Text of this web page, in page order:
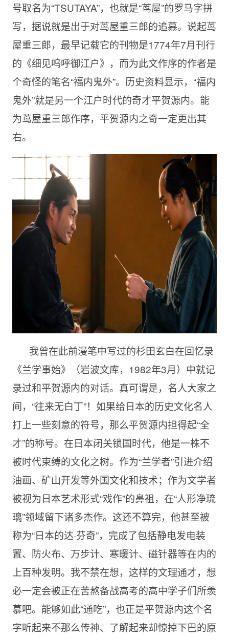
号取名为“TSUTAYA”，也就是“茑屋”的罗马字拼
写，据说就是出于对茑屋重三郎的追慕。说起茑
屋重三郎，最早记载它的刊物是1774年7月刊行
的《细见呜呼御江户》，而为此文作序的作者是
个奇怪的笔名“福内鬼外”。历史资料显示，“福内
鬼外”就是另一个江户时代的奇才平贺源内。能
为茑屋重三郎作序，平贺源内之奇一定更出其
右。
我曾在此前漫笔中写过的杉田玄白在回忆录
《兰学事始》（岩波文库，1982年3月）中就记
录过和平贺源内的对话。真可谓是，名人大家之
间，“往来无白丁”！如果给日本的历史文化名人
打上一些刻意的符号，那么平贺源内担得起“全
才”的称号。在日本闭关锁国时代，他是一株不
被时代束缚的文化之树。作为“兰学者”引进介绍
油画、矿山开发等外国文化和技术；作为文学者
被视为日本艺术形式“戏作”的鼻祖，在“人形净琉
璃”领域留下诸多杰作。这还不算完，他甚至被
称为“日本的达·芬奇”，完成了包括静电发电装
置、防火布、万步计、寒暖计、磁针器等在内的
上百种发明。我不禁在想，这样的文理通才，想
必一定会被正在苦熬备战高考的高中学子们所羡
慕吧。能够如此“通吃”，也正是平贺源内这个名
字听起来不那么传神、了解起来却惊掉下巴的原